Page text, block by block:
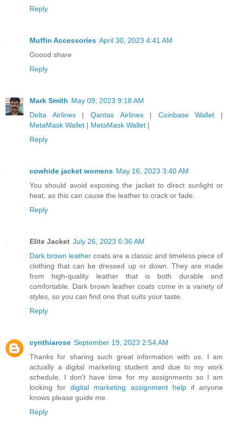
Reply
Muffin Accessories April 30, 2023 4:41 AM
Goood share
Reply
Mark Smith May 09, 2023 9:18 AM
Delta Airlines| Qantas Airlines| Coinbase Wallet |
MetaMask Wallet | MetaMask Wallet |
Reply
cowhide jacket womens May 16, 2023 3:40 AM
You should avoid exposing the jacket to direct sunlight or
heat, as this can cause the leather to crack or fade.
Reply
Elite Jacket July 26, 2023 6:36 AM
Dark brown leather coats are a classic and timeless piece of
clothing that can be dressed up or down. They are made
from high-quality leather that is both durable and
comfortable. Dark brown leather coats come in a variety of
styles, so you can find one that suits your taste.
Reply
cynthiarose September 19, 2023 2:54 AM
Thanks for sharing such great information with us. I am
actually a digital marketing student and due to my work
schedule, I don't have time for my assignments so I am
looking fordigital marketing assignment helpif anyone
knows please guide me.
Reply